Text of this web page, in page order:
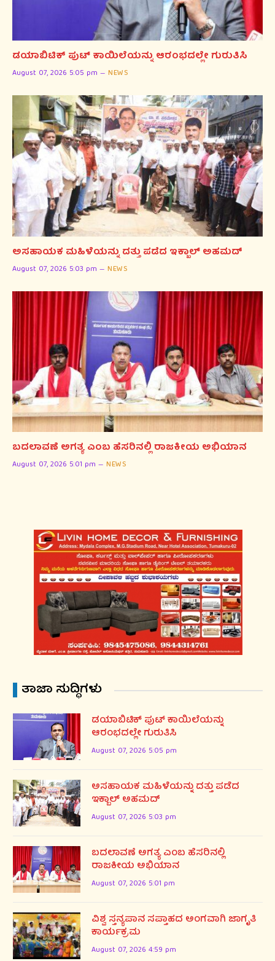
ಡಯಾಬಿಟಿಕ್ ಪುಟ್ ಕಾಯಿಲೆಯನ್ನು ಆರಂಭದಲ್ಲೇ ಗುರುತಿಸಿ
August 07, 2026 5:05 pm NEWS
ಅಸಹಾಯಕ ಮಹಿಳೆಯನ್ನು ದತ್ತು ಪಡೆದ ಇಕ್ಬಾಲ್ ಅಹಮದ್
August 07, 2026 5:03 pm NEWS
ಬದಲಾವಣೆ ಅಗತ್ಯ ಎಂಬ ಹೆಸರಿನಲ್ಲಿ ರಾಜಕೀಯ ಅಭಿಯಾನ
August 07, 2026 5:01 pm NEWS
ತಾಜಾ ಸುದ್ಧಿಗಳು
ಡಯಾಬಿಟಿಕ್ ಪುಟ್ ಕಾಯಿಲೆಯನ್ನು
ಆರಂಭದಲ್ಲೇ ಗುರುತಿಸಿ
August 07, 2026 5:05 pm
ಅಸಹಾಯಕ ಮಹಿಳೆಯನ್ನು ದತ್ತು ಪಡೆದ
ಇಕ್ಬಾಲ್ ಅಹಮದ್
August 07, 2026 5:03 pm
ಬದಲಾವಣೆ ಅಗತ್ಯ ಎಂಬ ಹೆಸರಿನಲ್ಲಿ
ರಾಜಕೀಯ ಅಭಿಯಾನ
August 07, 2026 5:01 pm
ವಿಶ್ವ ಸ್ತನ್ಯಪಾನ ಸಪ್ತಾಹದ ಅಂಗವಾಗಿ ಜಾಗೃತಿ
ಕಾರ್ಯಕ್ರಮ
August 07, 2026 4:59 pm